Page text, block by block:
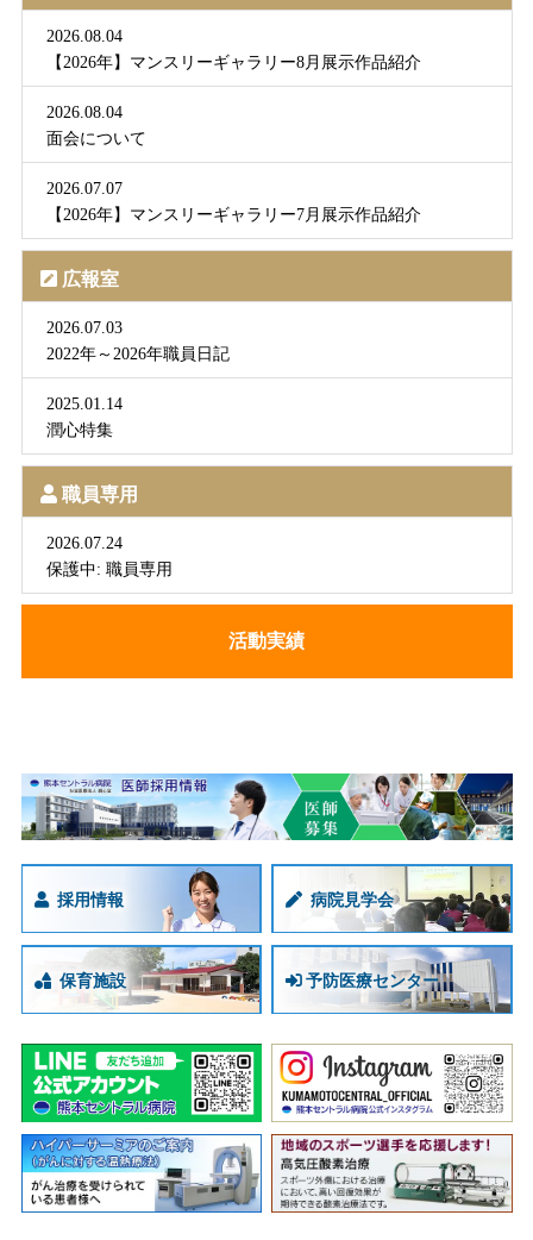
2026.08.04
【2026年】マンスリーギャラリー8月展示作品紹介
2026.08.04
面会について
2026.07.07
【2026年】マンスリーギャラリー7月展示作品紹介
広報室
2026.07.03
2022年～2026年職員日記
2025.01.14
潤心特集
職員専用
2026.07.24
保護中: 職員専用
活動実績
採用情報 病院見学会
保育施設 予防医療センター